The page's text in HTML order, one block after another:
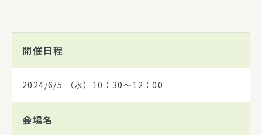
開催日程
2024/6/5 （水）10：30～12：00
会場名